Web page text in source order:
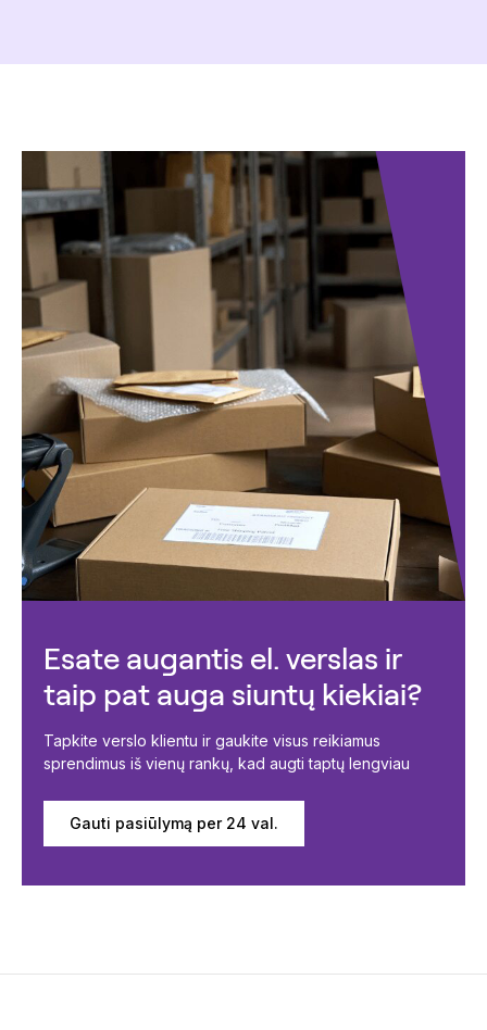
Esate augantis el. verslas ir
taip pat auga siuntų kiekiai?
Tapkite verslo klientu ir gaukite visus reikiamus
sprendimus iš vienų rankų, kad augti taptų lengviau
Gauti pasiūlymą per 24 val.